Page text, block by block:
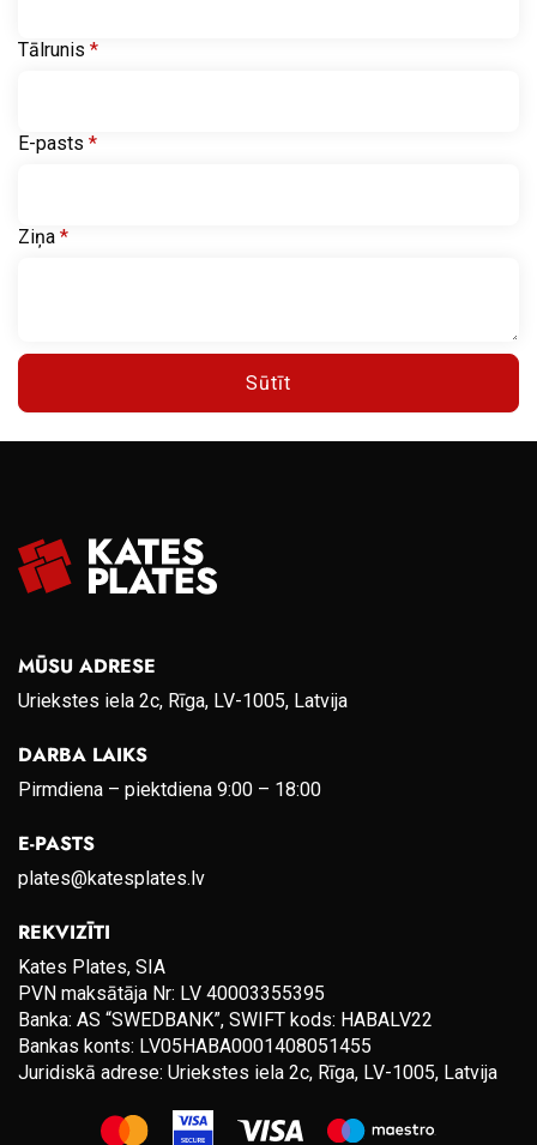
Tālrunis *
E-pasts *
Ziņa *
Sūtīt
MŪSU ADRESE
Uriekstes iela 2c, Rīga, LV-1005, Latvija
DARBA LAIKS
Pirmdiena – piektdiena 9:00 – 18:00
E-PASTS
plates@katesplates.lv
REKVIZĪTI
Kates Plates, SIA
PVN maksātāja Nr: LV 40003355395
Banka: AS “SWEDBANK”, SWIFT kods: HABALV22
Bankas konts: LV05HABA0001408051455
Juridiskā adrese: Uriekstes iela 2c, Rīga, LV-1005, Latvija